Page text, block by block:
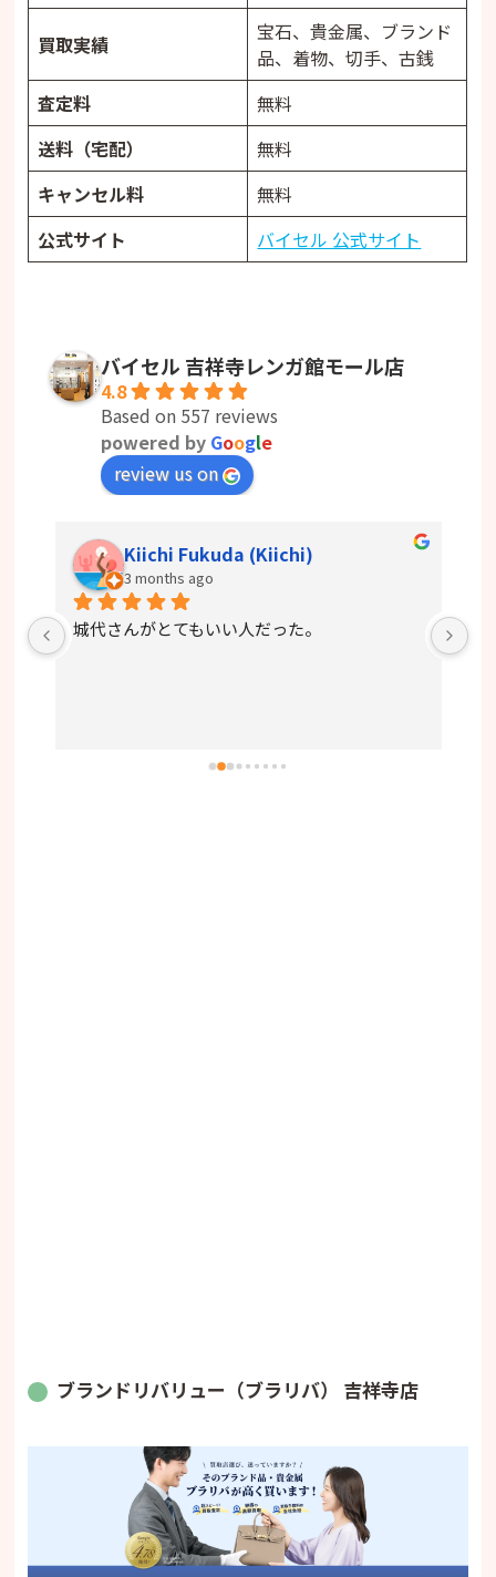
買取実績
宝石、貴金属、ブランド
品、着物、切手、古銭
査定料
無料
送料（宅配）
無料
キャンセル料
無料
公式サイト
バイセル 公式サイト
バイセル 吉祥寺レンガ館モール店
4.8
Based on 557 reviews
powered by Google
review us on
Kiichi Fukuda (Kiichi)
3 months ago
城代さんがとてもいい人だった。
ブランドリバリュー（ブラリバ） 吉祥寺店